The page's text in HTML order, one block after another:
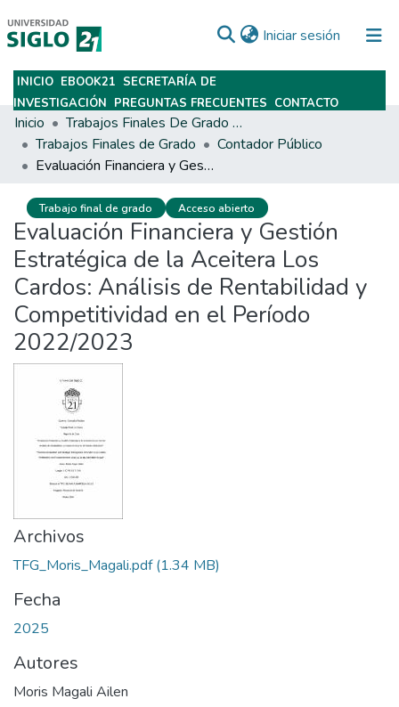
Iniciar sesión (current)
Subir
INICIO EBOOK21 SECRETARÍA DE
INVESTIGACIÓN PREGUNTAS FRECUENTES CONTACTO
Inicio
Trabajos Finales De Grado Y Posgrado
Trabajos Finales de Grado
Contador Público
Evaluación Financiera y Gestión Estratégica de la Aceitera Los Cardos: Análisis de Rentabilidad y Competitividad en el Período 2022/2023
Trabajo final de grado Acceso abierto
Evaluación Financiera y Gestión
Estratégica de la Aceitera Los
Cardos: Análisis de Rentabilidad y
Competitividad en el Período
2022/2023
Archivos
TFG_Moris_Magali.pdf(1.34 MB)
Fecha
2025
Autores
Moris Magali Ailen